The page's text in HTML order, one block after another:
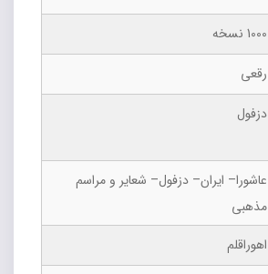
1000 نسخه
رقعی
دزفول
عاشورا– ایران– دزفول– شعایر و مراسم
مذهبی
اهوراقلم